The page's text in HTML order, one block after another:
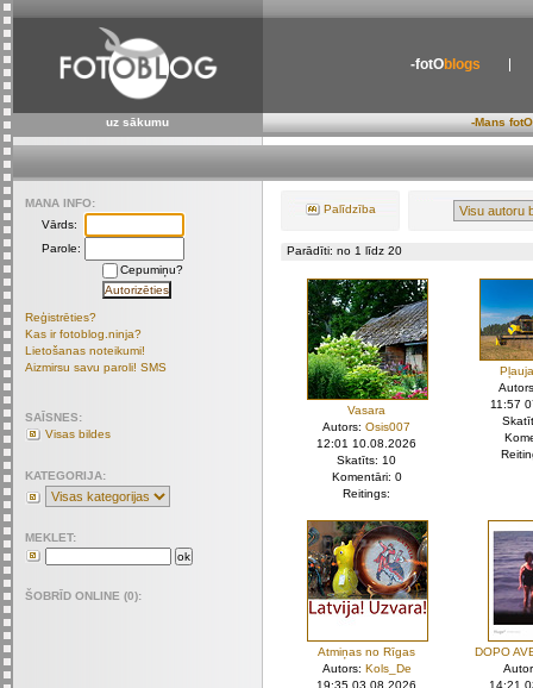
-fotOblogs
uz sākumu -Mans
Palīdzība
Parādīti: no 1 līdz 20
Vasara
Autors:Osis007
12:01 10.08.2026
Skatīts: 10
Komentāri: 0
Reitings:
11:57
Atmiņas no Rīgas
Autors: Kols_De
19:35 03.08.2026
DOPO
14:21
MANA INFO:
Vārds:
Parole:
Cepumiņu?
Reģistrēties?
Kas ir fotoblog.ninja?
Lietošanas noteikumi!
Aizmirsu savu paroli! SMS
SAĪSNES:
Visas bildes
KATEGORIJA:
MEKLET:
ŠOBRĪD ONLINE (0):